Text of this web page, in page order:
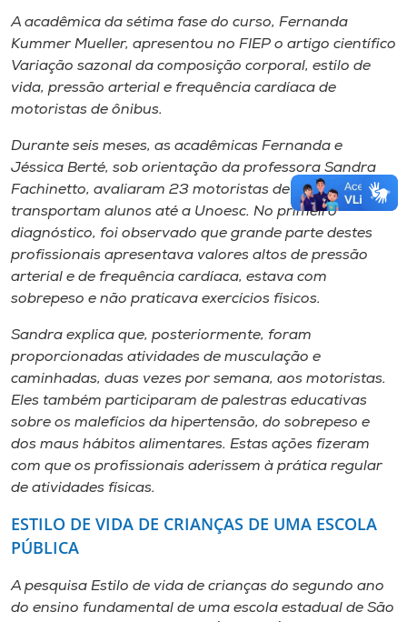
A acadêmica da sétima fase do curso, Fernanda
Kummer Mueller, apresentou no FIEP o artigo científico
Variação sazonal da composição corporal, estilo de
vida, pressão arterial e frequência cardíaca de
motoristas de ônibus.
Durante seis meses, as acadêmicas Fernanda e
Jéssica Berté, sob orientação da professora Sandra
Fachinetto, avaliaram 23 motoristas de ônibus que
transportam alunos até a Unoesc. No primeiro
diagnóstico, foi observado que grande parte destes
profissionais apresentava valores altos de pressão
arterial e de frequência cardíaca, estava com
sobrepeso e não praticava exercícios físicos.
Sandra explica que, posteriormente, foram
proporcionadas atividades de musculação e
caminhadas, duas vezes por semana, aos motoristas.
Eles também participaram de palestras educativas
sobre os malefícios da hipertensão, do sobrepeso e
dos maus hábitos alimentares. Estas ações fizeram
com que os profissionais aderissem à prática regular
de atividades físicas.
ESTILO DE VIDA DE CRIANÇAS DE UMA ESCOLA
PÚBLICA
A pesquisa Estilo de vida de crianças do segundo ano
do ensino fundamental de uma escola estadual de São